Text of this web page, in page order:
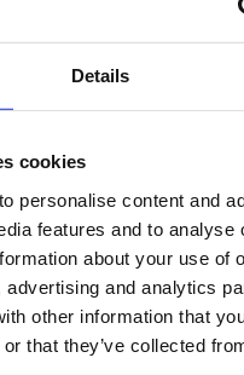
Details
cookies
personalise content and
features and to analyse
about your use of
advertising and analytics
other information that
that they’ve collected
K50
Kåpskruv